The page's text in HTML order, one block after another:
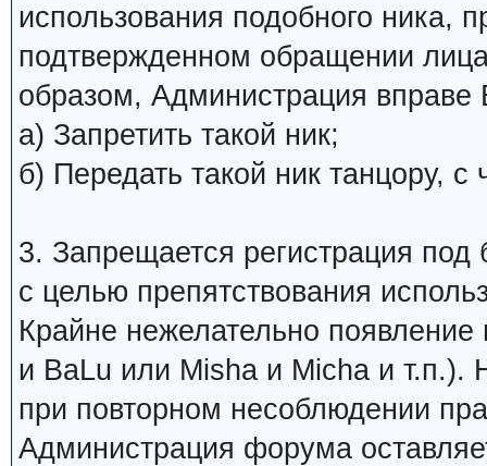
использования подобного ника,
подтвержденном обращении
образом, Администрация
а) Запретить такой ник;
б) Передать такой ник танцору,
3. Запрещается регистрация
с целью препятствования
Крайне нежелательно
и BaLu или Misha и Micha и т.п.).
при повторном несоблюдении
Администрация форума